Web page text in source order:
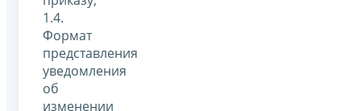
1.4.
Формат
представления
уведомления
об
изменении